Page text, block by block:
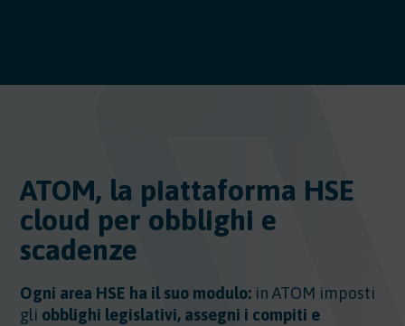
ATOM, la piattaforma HSE
cloud per obblighi e
scadenze
Ogni area HSE ha il suo modulo: in ATOM imposti
gli obblighi legislativi, assegni i compiti e